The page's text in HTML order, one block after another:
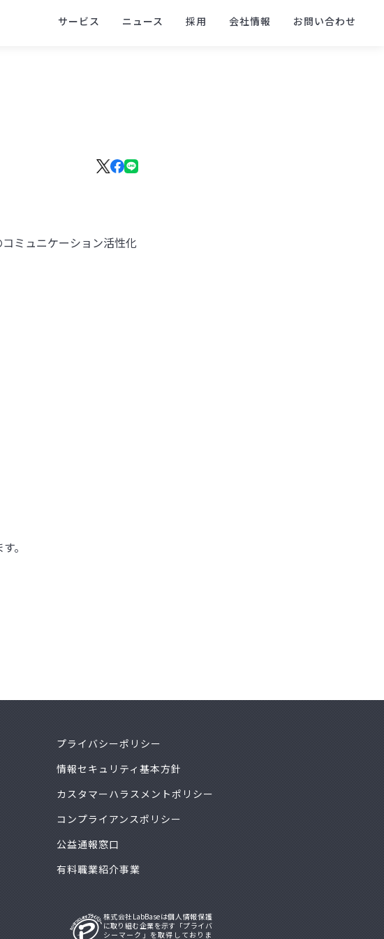
サービス ニュース 採用 会社情報 お問い合わせ
ミュニケーション活性化
。
プライバシーポリシー
情報セキュリティ基本方針
カスタマーハラスメントポリシー
コンプライアンスポリシー
公益通報窓口
有料職業紹介事業
株式会社LabBaseは個人情報保護
に取り組む企業を示す「プライバ
シーマーク」を取得しておりま